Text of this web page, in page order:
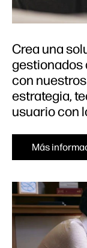
Crea una
gestionados
con
estrategia,
usuario con
Más